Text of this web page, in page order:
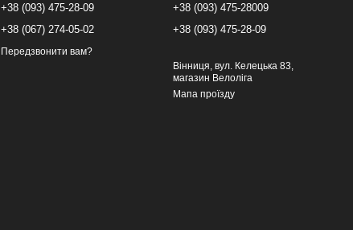
+38 (093) 475-28-09
+38 (067) 274-05-02
Передзвонити вам?
+38 (093) 475-28009
+38 (093) 475-28-09
Вінниця, вул. Келецька 83,
магазин Велоліга
Мапа проїзду